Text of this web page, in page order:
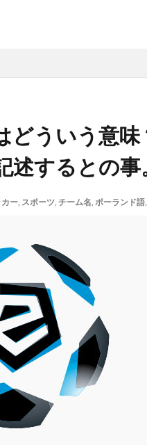
どういう意
するとの事
ー, スポーツ, チーム名, ポーランド語,